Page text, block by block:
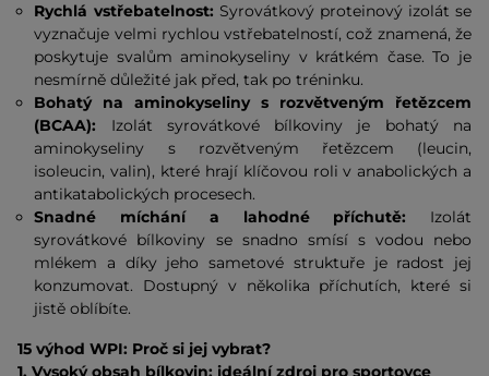
Rychlá vstřebatelnost: Syrovátkový proteinový izolát se
vyznačuje velmi rychlou vstřebatelností, což znamená, že
poskytuje svalům aminokyseliny v krátkém čase. To je
nesmírně důležité jak před, tak po tréninku.
Bohatý na aminokyseliny s rozvětveným řetězcem
(BCAA): Izolát syrovátkové bílkoviny je bohatý na
aminokyseliny s rozvětveným řetězcem (leucin,
isoleucin, valin), které hrají klíčovou roli v anabolických a
antikatabolických procesech.
Snadné míchání a lahodné příchutě: Izolát
syrovátkové bílkoviny se snadno smísí s vodou nebo
mlékem a díky jeho sametové struktuře je radost jej
konzumovat. Dostupný v několika příchutích, které si
jistě oblíbíte.
15 výhod WPI: Proč si jej vybrat?
1. Vysoký obsah bílkovin: ideální zdroj pro sportovce